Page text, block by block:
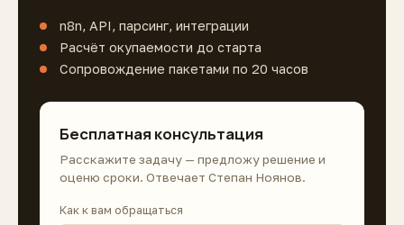
n8n, API, парсинг, интеграции
Расчёт окупаемости до старта
Сопровождение пакетами по 20 часов
Бесплатная консультация
Расскажите задачу — предложу решение и
оценю сроки. Отвечает Степан Ноянов.
Как к вам обращаться